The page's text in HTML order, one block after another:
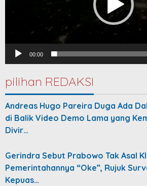
00:00
pilihan REDAKSI
Andreas Hugo Pareira Duga Ada
di Balik Video Demo Lama yang
Divir…
Gerindra Sebut Prabowo Tak Asal
Pemerintahannya “Oke”, Rujuk
Kepuas…